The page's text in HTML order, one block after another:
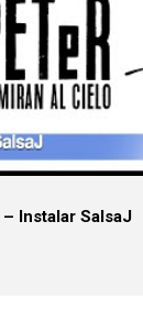
Instalar SalsaJ